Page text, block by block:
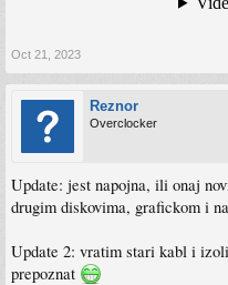
Oct 21, 2023
Reznor
Overclocker
Update: jest napojna, ili onaj
drugim diskovima, grafickom i
Update 2: vratim stari kabl i
prepoznat